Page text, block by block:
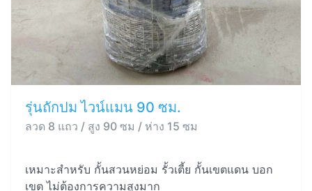
รุ่นถักปม ไวน์แมน 90 ซม.
ลวด 8 แถว / สูง 90 ซม / ห่าง 15 ซม
เหมาะสำหรับ กั้นสวนหย่อม รั้วเตี้ย กั้นเขตแดน บอก
เขต ไม่ต้องการความสูงมาก